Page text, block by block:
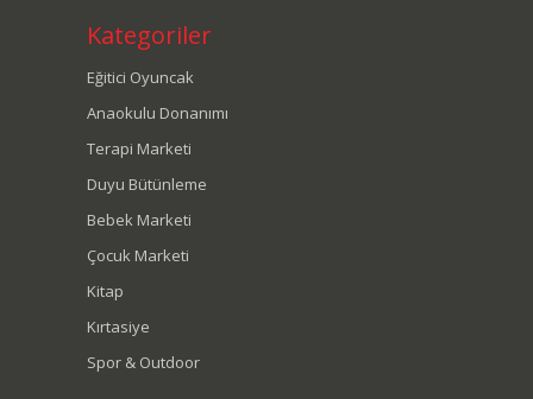
Kategoriler
Eğitici Oyuncak
Anaokulu Donanımı
Terapi Marketi
Duyu Bütünleme
Bebek Marketi
Çocuk Marketi
Kitap
Kırtasiye
Spor & Outdoor